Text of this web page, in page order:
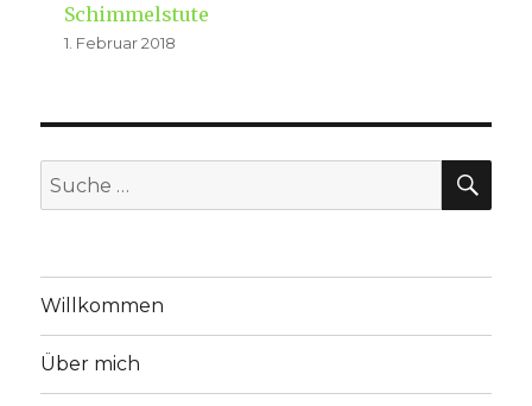
Schimmelstute
1. Februar 2018
Suche
nach:
Willkommen
Über mich